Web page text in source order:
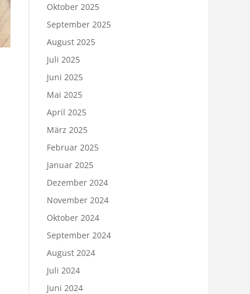
Oktober 2025
September 2025
August 2025
Juli 2025
Juni 2025
Mai 2025
April 2025
März 2025
Februar 2025
Januar 2025
Dezember 2024
November 2024
Oktober 2024
September 2024
August 2024
Juli 2024
Juni 2024